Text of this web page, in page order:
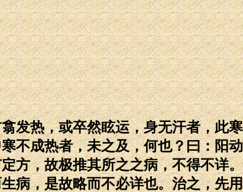
热，或卒然眩运，身无汗者，此
不成热者，未之及，何也？曰：阳
方，故极推其所之之病，不得不详
病，是故略而不必详也。治之，先